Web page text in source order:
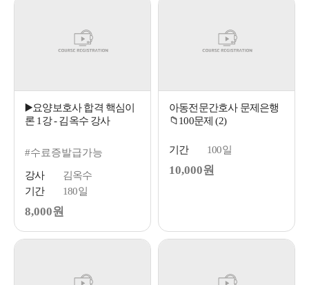
▶️요양보호사 합격 핵심이
론 1강 - 김옥수 강사
#수료증발급가능
강사
김옥수
기간
180일
8,000원
아동전문간호사 문제은행
📁100문제 (2)
기간 100일
10,000원